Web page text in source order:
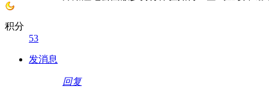
积分
53
发消息
回复